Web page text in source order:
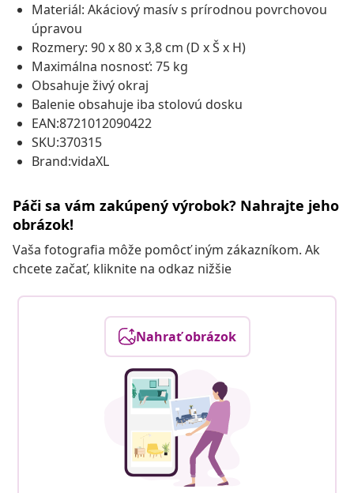
Materiál: Akáciový masív s prírodnou povrchovou
úpravou
Rozmery: 90 x 80 x 3,8 cm (D x Š x H)
Maximálna nosnosť: 75 kg
Obsahuje živý okraj
Balenie obsahuje iba stolovú dosku
EAN:8721012090422
SKU:370315
Brand:vidaXL
Páči sa vám zakúpený výrobok? Nahrajte jeho
obrázok!
Vaša fotografia môže pomôcť iným zákazníkom. Ak
chcete začať, kliknite na odkaz nižšie
Nahrať obrázok